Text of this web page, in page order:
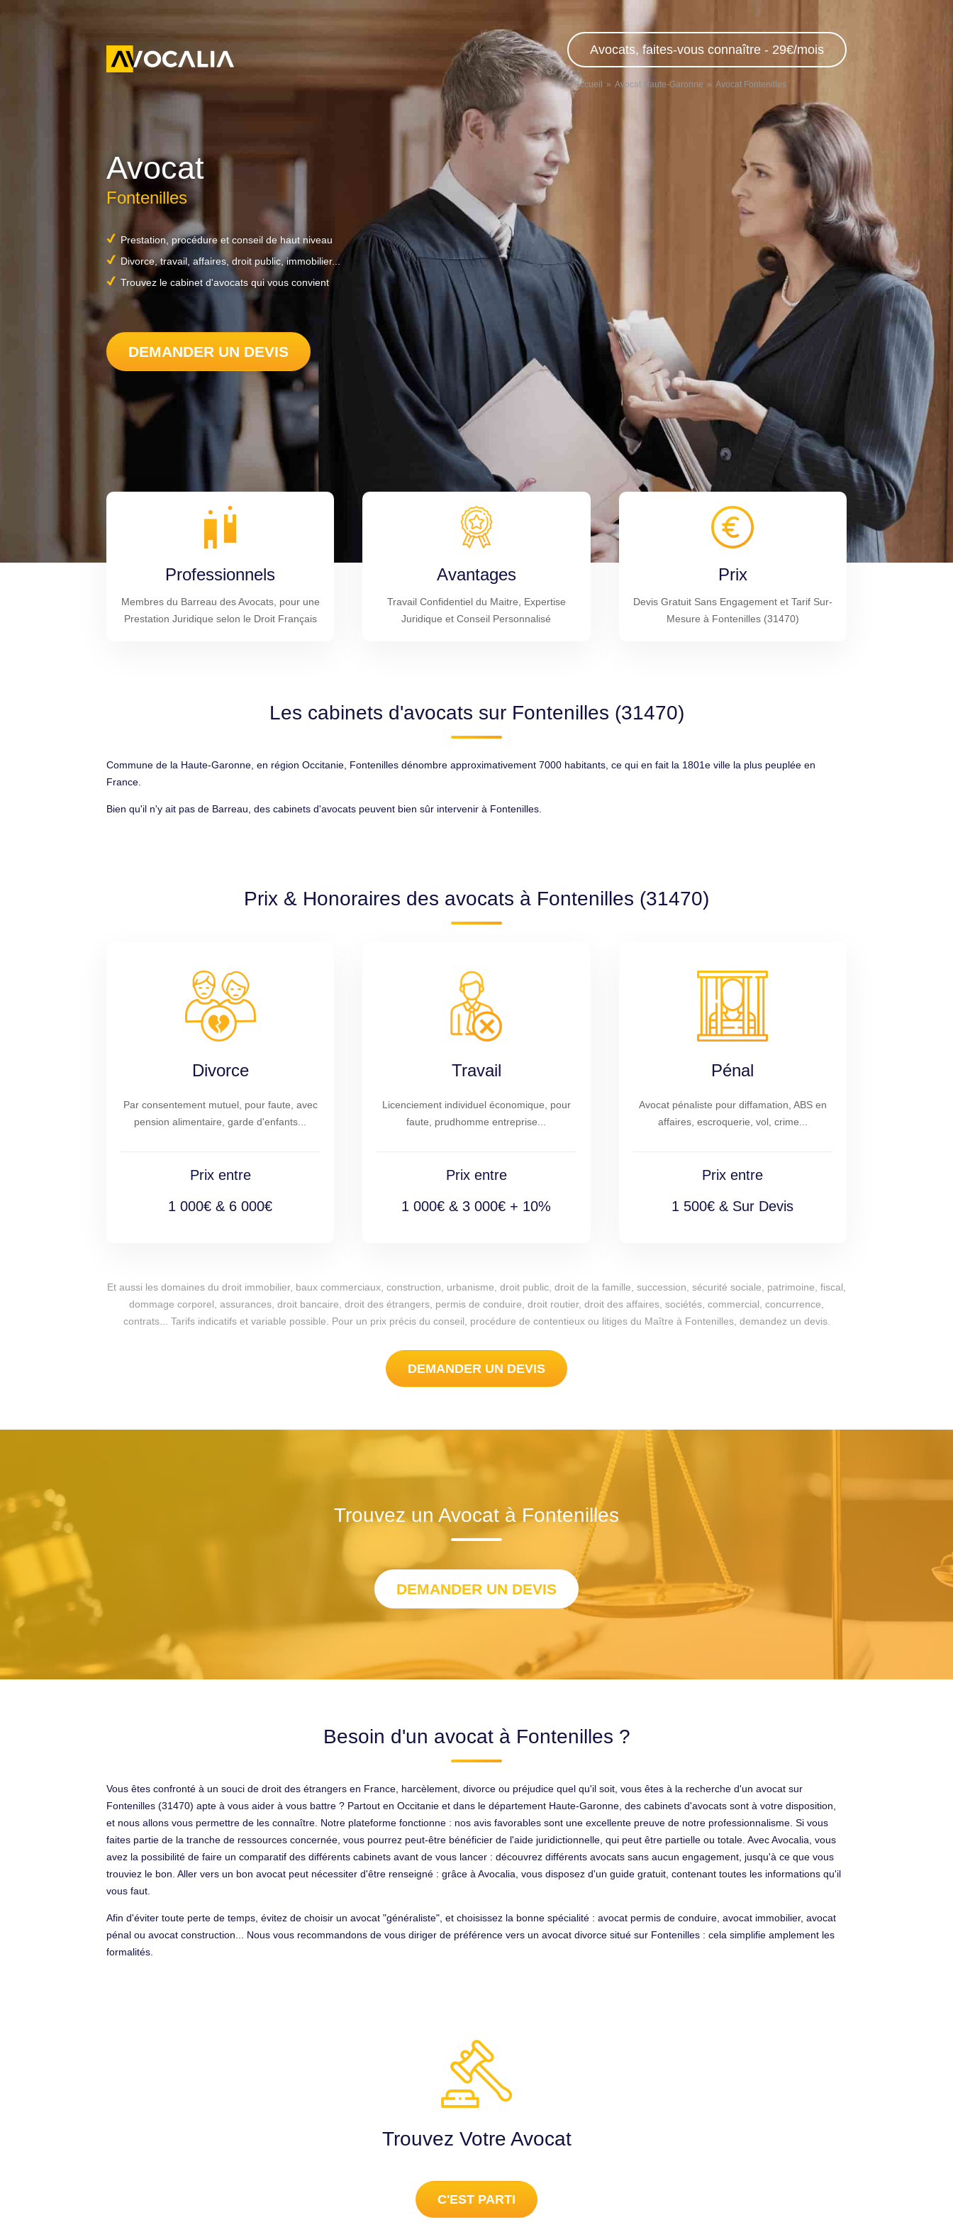
Avocats, faites-vous connaître - 29€/mois
Accueil Avocat Haute-Garonne Avocat Fontenilles
Avocat
Fontenilles
Prestation, procédure et conseil de haut niveau
Divorce, travail, affaires, droit public, immobilier...
Trouvez le cabinet d'avocats qui vous convient
DEMANDER UN DEVIS
Professionnels
Membres du Barreau des Avocats, pour une
Prestation Juridique selon le Droit Français
Avantages
Travail Confidentiel du Maitre, Expertise
Juridique et Conseil Personnalisé
Prix
Devis Gratuit Sans Engagement et Tarif Sur-
Mesure à Fontenilles (31470)
Les cabinets d'avocats sur Fontenilles (31470)
Commune de la Haute-Garonne, en région Occitanie, Fontenilles dénombre approximativement 7000 habitants, ce qui en fait la 1801e ville la plus peuplée en
France.
Bien qu'il n'y ait pas de Barreau, des cabinets d'avocats peuvent bien sûr intervenir à Fontenilles.
Prix & Honoraires des avocats à Fontenilles (31470)
Divorce
Par consentement mutuel, pour faute, avec
pension alimentaire, garde d'enfants...
Prix entre
1 000€ & 6 000€
Travail
Licenciement individuel économique, pour
faute, prudhomme entreprise...
Prix entre
1 000€ & 3 000€ + 10%
Pénal
Avocat pénaliste pour diffamation, ABS en
affaires, escroquerie, vol, crime...
Prix entre
1 500€ & Sur Devis
Et aussi les domaines du droit immobilier, baux commerciaux, construction, urbanisme, droit public, droit de la famille, succession, sécurité sociale, patrimoine, fiscal,
dommage corporel, assurances, droit bancaire, droit des étrangers, permis de conduire, droit routier, droit des affaires, sociétés, commercial, concurrence,
contrats... Tarifs indicatifs et variable possible. Pour un prix précis du conseil, procédure de contentieux ou litiges du Maître à Fontenilles, demandez un devis.
DEMANDER UN DEVIS
Trouvez un Avocat à Fontenilles
DEMANDER UN DEVIS
Besoin d'un avocat à Fontenilles ?
Vous êtes confronté à un souci de droit des étrangers en France, harcèlement, divorce ou préjudice quel qu'il soit, vous êtes à la recherche d'un avocat sur
Fontenilles (31470) apte à vous aider à vous battre ? Partout en Occitanie et dans le département Haute-Garonne, des cabinets d'avocats sont à votre disposition,
et nous allons vous permettre de les connaître. Notre plateforme fonctionne : nos avis favorables sont une excellente preuve de notre professionnalisme. Si vous
faites partie de la tranche de ressources concernée, vous pourrez peut-être bénéficier de l'aide juridictionnelle, qui peut être partielle ou totale. Avec Avocalia, vous
avez la possibilité de faire un comparatif des différents cabinets avant de vous lancer : découvrez différents avocats sans aucun engagement, jusqu'à ce que vous
trouviez le bon. Aller vers un bon avocat peut nécessiter d'être renseigné : grâce à Avocalia, vous disposez d'un guide gratuit, contenant toutes les informations qu'il
vous faut.
Afin d'éviter toute perte de temps, évitez de choisir un avocat "généraliste", et choisissez la bonne spécialité : avocat permis de conduire, avocat immobilier, avocat
pénal ou avocat construction... Nous vous recommandons de vous diriger de préférence vers un avocat divorce situé sur Fontenilles : cela simplifie amplement les
formalités.
Trouvez Votre Avocat
C'EST PARTI